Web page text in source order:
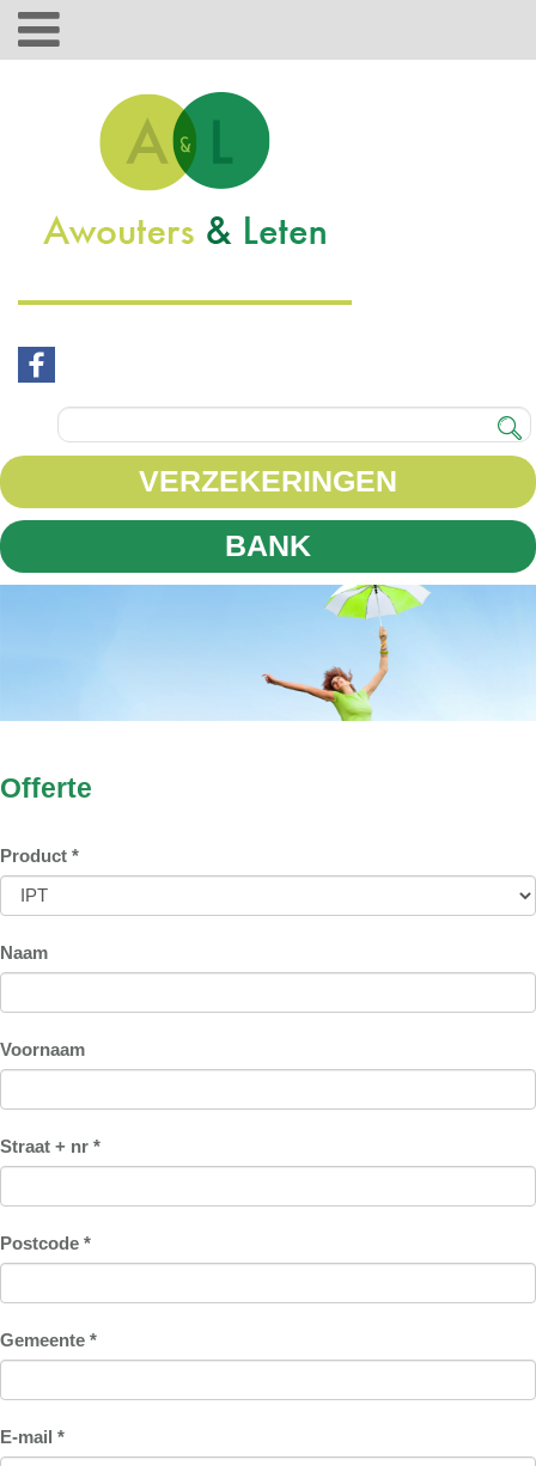
VERZEKERINGEN
BANK
Offerte
Product *
Naam
Voornaam
Straat + nr *
Postcode *
Gemeente *
E-mail *